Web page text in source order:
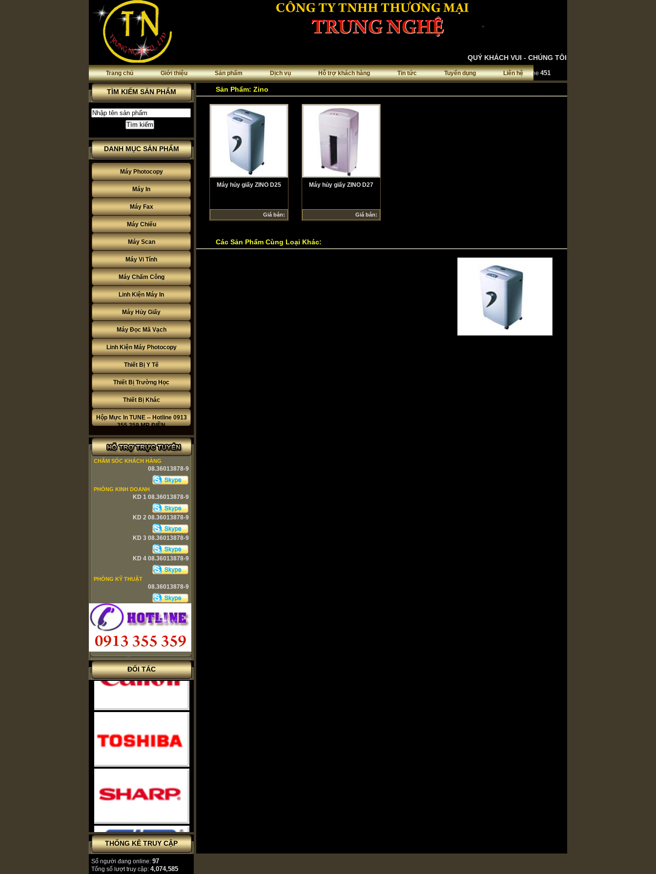
QUÝ KHÁCH VUI - CHÚNG TÔI VUI
Deprecated: preg_replace(): The /e modifier is deprecated, use preg_replace_callback instead in/home/trungngh/public_html/include/dgc_inputfilter.phpon line 451
Deprecated: preg_replace(): The /e modifier is deprecated, use preg_replace_callback instead in
Trang chủ Giới thiệu Sản phẩm Dịch vụ Hỗ trợ khách hàng Tin tức Tuyển dụng Liên hệ
TÌM KIẾM SẢN PHẨM
DANH MỤC SẢN PHẨM
Máy Photocopy
Máy In
Máy Fax
Máy Chiếu
Máy Scan
Máy Vi Tính
Máy Chấm Công
Linh Kiện Máy In
Máy Hủy Giấy
Máy Đọc Mã Vạch
Linh Kiện Máy Photocopy
Thiết Bị Y Tế
Thiết Bị Trường Học
Thiết Bị Khác
Hộp Mực In TUNE -- Hotline 0913
355 359 MR ĐIỀN
CHĂM SÓC KHÁCH HÀNG
08.36013878-9
PHÒNG KINH DOANH
KD 1 08.36013878-9
KD 2 08.36013878-9
KD 3 08.36013878-9
KD 4 08.36013878-9
PHÒNG KỸ THUẬT
08.36013878-9
ĐỐI TÁC
THỐNG KÊ TRUY CẬP
Số người đang online: 97
Tổng số lượt truy cập: 4,074,585
Sản Phẩm: Zino
Máy hủy giấy ZINO D25
Giá bán:
Máy hủy giấy ZINO D27
Giá bán:
Các Sản Phẩm Cùng Loại Khác: